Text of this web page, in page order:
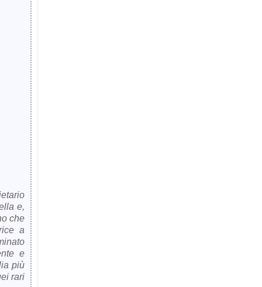
e,
che
a
e
più
rari